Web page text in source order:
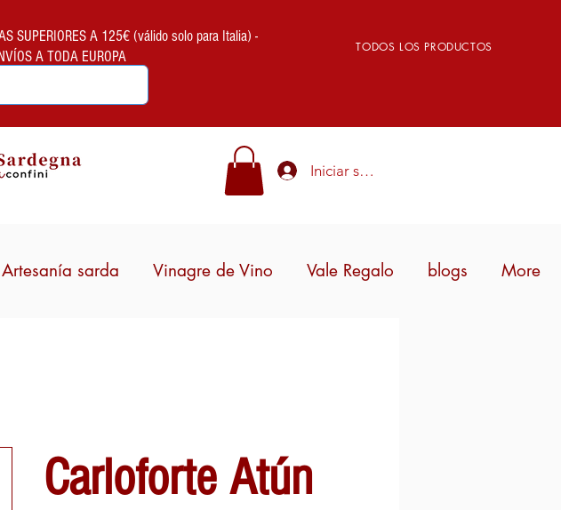
SUPERIORES A 125€ (válido solo para Italia) -
A TODA EUROPA
TODOS LOS PRODUCTOS
Iniciar sesión
Artesanía sarda Vinagre de Vino Vale Regalo blogs More
Carloforte Atún